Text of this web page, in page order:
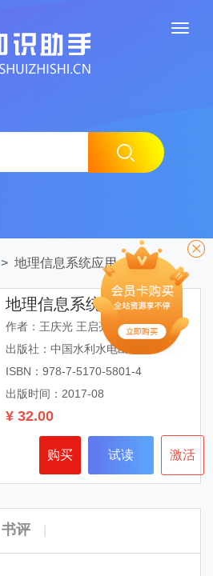
> 地理信息系统应用
地理信息系统应用
作者：王庆光 王启亮
出版社：中国水利水电出版社
ISBN：978-7-5170-5801-4
出版时间：2017-08
¥ 32.00
购买 试读 激活
书评